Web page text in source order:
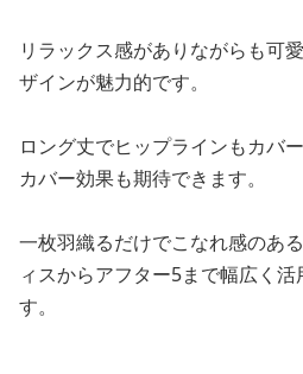
リラックス感がありながらも可
ザインが魅力的です。
ロング丈でヒップラインもカバ
カバー効果も期待できます。
一枚羽織るだけでこなれ感のあ
ィスからアフター5まで幅広く
す。